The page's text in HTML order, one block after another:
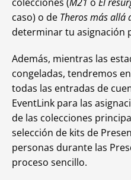
colecciones (M21 o El
caso) o de Theros más allá
determinar tu asignación
Además, mientras las
congeladas, tendremos
todas las entradas de
EventLink para las
de las colecciones
selección de kits de
personas durante las
proceso sencillo.